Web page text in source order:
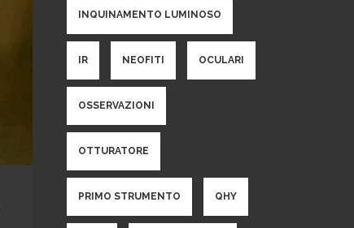
INQUINAMENTO LUMINOSO
IR NEOFITI OCULARI
OSSERVAZIONI
OTTURATORE
PRIMO STRUMENTO QHY